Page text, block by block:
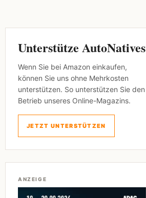
Unterstütze AutoNatives
Wenn Sie bei Amazon einkaufen,
können Sie uns ohne Mehrkosten
unterstützen. So unterstützen Sie den
Betrieb unseres Online-Magazins.
JETZT UNTERSTÜTZEN
ANZEIGE